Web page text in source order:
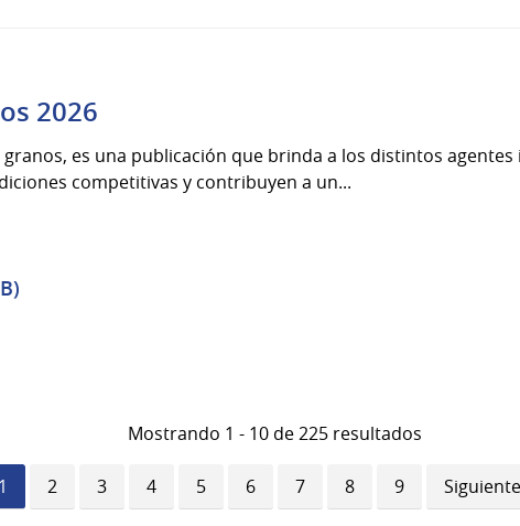
2026
granos, es una publicación que brinda a los distintos
competitivas y contribuyen a un...
Mostrando 1 - 10 de 225 resultados
Página
1 Página
2 Página
3 Página
4 Página
5 Página
6 Página
7 Página
8 Página
9
Siguiente
página
Siguiente